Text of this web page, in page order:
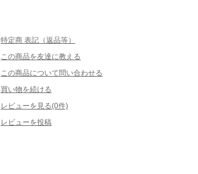
特定商 表記（返品等）
この商品を友達に教える
この商品について問い合わせる
買い物を続ける
レビューを見る(0件)
レビューを投稿